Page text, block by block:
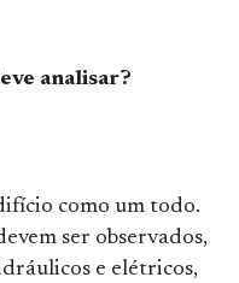
analisar?
como um todo.
ser observados,
e elétricos,